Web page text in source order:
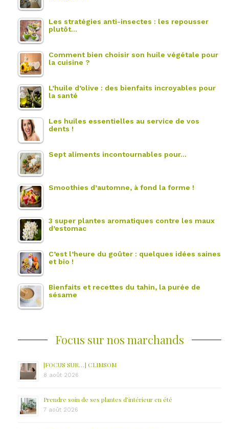
Les stratégies anti-insectes : les repousser
plutôt…
Comment bien choisir son huile végétale pour
la cuisine ?
L’huile d’olive : des bienfaits incroyables pour
la santé
Les huiles essentielles au service de vos
dents !
Sept aliments incontournables pour…
Smoothies d’automne, à fond la forme !
3 super plantes aromatiques contre les maux
d’estomac
C’est l’heure du goûter : quelques idées saines
et bio !
Bienfaits et recettes du tahin, la purée de
sésame
Focus sur nos marchands
[FOCUS SUR…] CLIMSOM
8 août 2026
Prendre soin de ses plantes d’intérieur en été
7 août 2026